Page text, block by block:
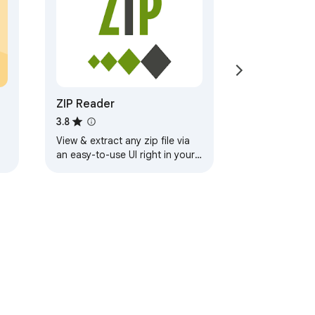
ZIP Reader
3.8
View & extract any zip file via
an easy-to-use UI right in your